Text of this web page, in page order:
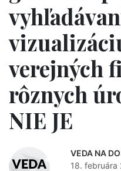
verejných
rôznych
NIE JE
VEDA NA
18. februára